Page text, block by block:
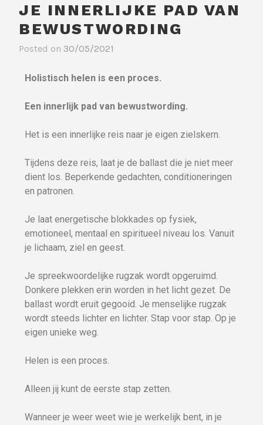
JE INNERLIJKE PAD VAN
BEWUSTWORDING
Posted on 30/05/2021
Holistisch helen is een proces.
Een innerlijk pad van bewustwording.
Het is een innerlijke reis naar je eigen zielskern.
Tijdens deze reis, laat je de ballast die je niet meer
dient los. Beperkende gedachten, conditioneringen
en patronen.
Je laat energetische blokkades op fysiek,
emotioneel, mentaal en spiritueel niveau los. Vanuit
je lichaam, ziel en geest.
Je spreekwoordelijke rugzak wordt opgeruimd.
Donkere plekken erin worden in het licht gezet. De
ballast wordt eruit gegooid. Je menselijke rugzak
wordt steeds lichter en lichter. Stap voor stap. Op je
eigen unieke weg.
Helen is een proces.
Alleen jij kunt de eerste stap zetten.
Wanneer je weer weet wie je werkelijk bent, in je